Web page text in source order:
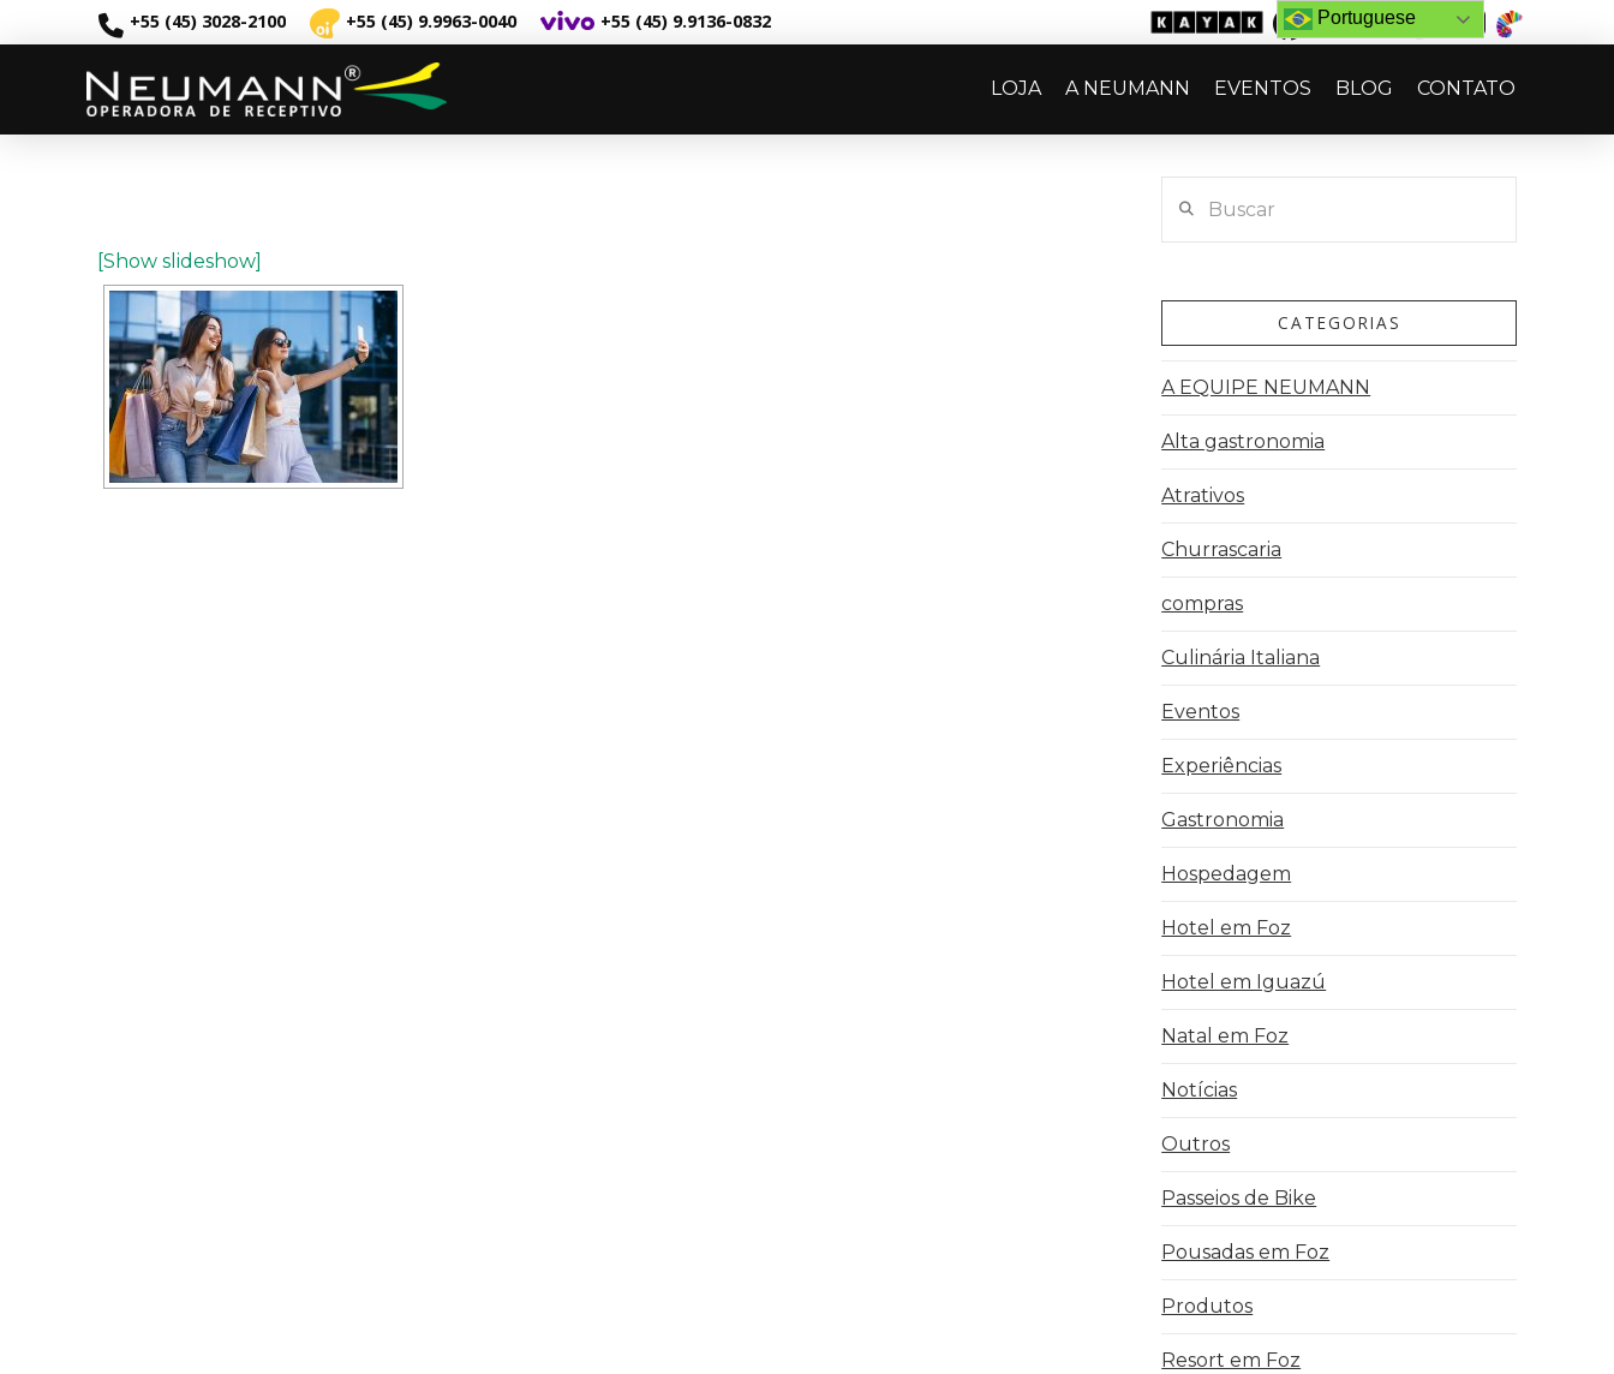
+55 (45) 3028-2100 +55 (45) 9.9963-0040 +55 (45) 9.9136-0832
LOJA A NEUMANN EVENTOS BLOG CONTATO
[Show slideshow]
CATEGORIAS
A EQUIPE NEUMANN
Alta gastronomia
Atrativos
Churrascaria
compras
Culinária Italiana
Eventos
Experiências
Gastronomia
Hospedagem
Hotel em Foz
Hotel em Iguazú
Natal em Foz
Notícias
Outros
Passeios de Bike
Pousadas em Foz
Produtos
Resort em Foz
Portuguese